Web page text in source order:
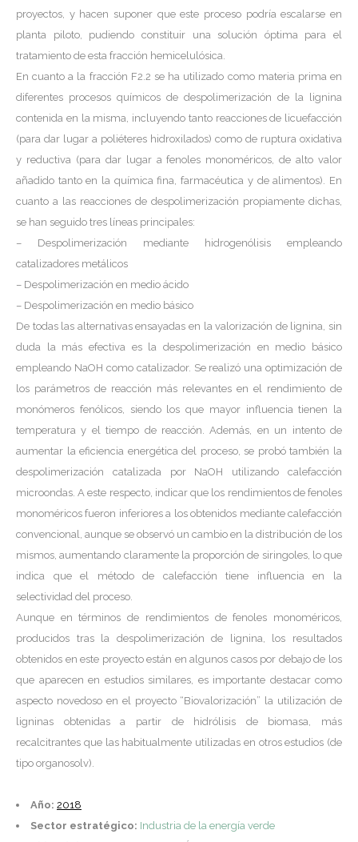
proyectos, y hacen suponer que este proceso podría escalarse en
planta piloto, pudiendo constituir una solución óptima para el
tratamiento de esta fracción hemicelulósica.
En cuanto a la fracción F2.2 se ha utilizado como materia prima en
diferentes procesos químicos de despolimerización de la lignina
contenida en la misma, incluyendo tanto reacciones de licuefacción
(para dar lugar a poliéteres hidroxilados) como de ruptura oxidativa
y reductiva (para dar lugar a fenoles monoméricos, de alto valor
añadido tanto en la química fina, farmacéutica y de alimentos). En
cuanto a las reacciones de despolimerización propiamente dichas,
se han seguido tres líneas principales:
– Despolimerización mediante hidrogenólisis empleando
catalizadores metálicos
– Despolimerización en medio ácido
– Despolimerización en medio básico
De todas las alternativas ensayadas en la valorización de lignina, sin
duda la más efectiva es la despolimerización en medio básico
empleando NaOH como catalizador. Se realizó una optimización de
los parámetros de reacción más relevantes en el rendimiento de
monómeros fenólicos, siendo los que mayor influencia tienen la
temperatura y el tiempo de reacción. Además, en un intento de
aumentar la eficiencia energética del proceso, se probó también la
despolimerización catalizada por NaOH utilizando calefacción
microondas. A este respecto, indicar que los rendimientos de fenoles
monoméricos fueron inferiores a los obtenidos mediante calefacción
convencional, aunque se observó un cambio en la distribución de los
mismos, aumentando claramente la proporción de siringoles, lo que
indica que el método de calefacción tiene influencia en la
selectividad del proceso.
Aunque en términos de rendimientos de fenoles monoméricos,
producidos tras la despolimerización de lignina, los resultados
obtenidos en este proyecto están en algunos casos por debajo de los
que aparecen en estudios similares, es importante destacar como
aspecto novedoso en el proyecto “Biovalorización” la utilización de
ligninas obtenidas a partir de hidrólisis de biomasa, más
recalcitrantes que las habitualmente utilizadas en otros estudios (de
tipo organosolv).
Año: 2018
Sector estratégico: Industria de la energía verde